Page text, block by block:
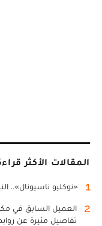
المقالات الأكثر
1 «نوكليو ناسيونال»..
2
العميل السابق في
تفاصيل مثيرة عن